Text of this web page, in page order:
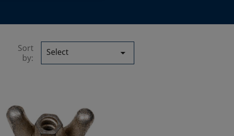
Sort
by:
Select 